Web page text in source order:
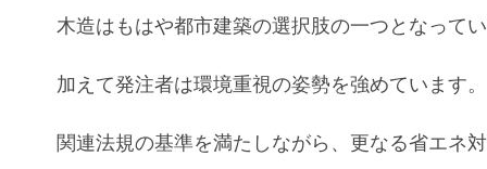
木造はもはや都市建築の選択肢の一つとなって
加えて発注者は環境重視の姿勢を強めています。
関連法規の基準を満たしながら、更なる省エネ